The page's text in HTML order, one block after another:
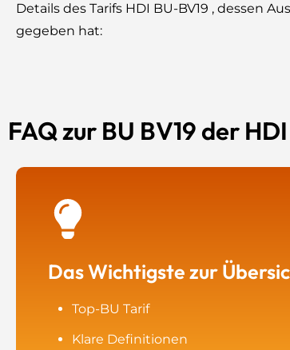
Details des Tarifs HDI BU-BV19 , dessen
gegeben hat:
FAQ zur BU BV19 der HDI
Das Wichtigste zur
Top-BU Tarif
Klare Definitionen